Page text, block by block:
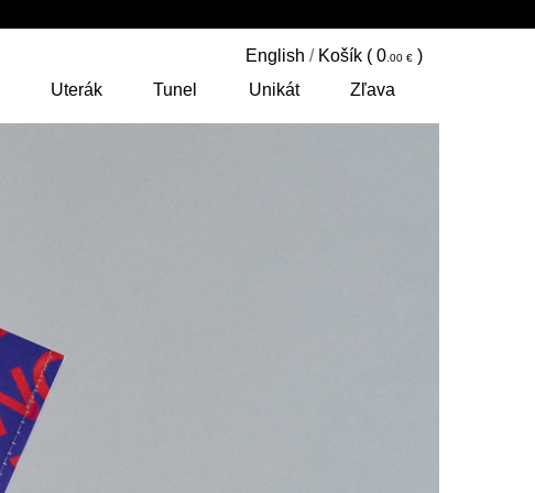
English / Košík ( 0
)
Uterák Tunel Unikát Zľava